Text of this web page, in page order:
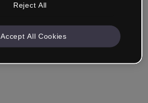
¿Has olvidado tu contraseña?
Reject All
Accept All Cookies